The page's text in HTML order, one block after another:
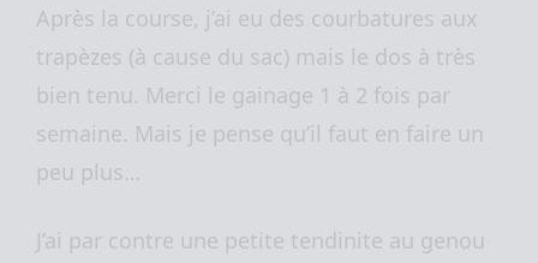
Après la course, j’ai eu des courbatures aux
trapèzes (à cause du sac) mais le dos à très
bien tenu. Merci le gainage 1 à 2 fois par
semaine. Mais je pense qu’il faut en faire un
peu plus…
J’ai par contre une petite tendinite au genou